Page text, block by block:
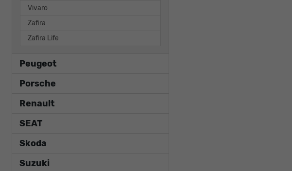
Vivaro
Zafira
Zafira Life
Peugeot
Porsche
Renault
SEAT
Skoda
Suzuki